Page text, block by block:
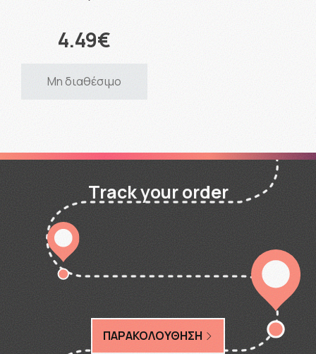
4.49€
Μη διαθέσιμο
Track your order
ΠΑΡΑΚΟΛΟΥΘΗΣΗ